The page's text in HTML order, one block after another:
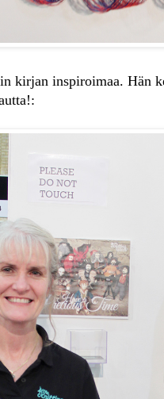
kirjan inspiroimaa. Hän